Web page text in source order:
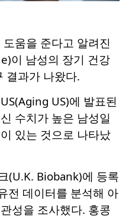
움을 준다고 알려진
이 남성의 장기 건강
결과가 나왔다.
US)에 발표된
수치가 높은 남성일
있는 것으로 나타났
(U.K. Biobank)에 등록
전 데이터를 분석해 아
성을 조사했다. 홍콩